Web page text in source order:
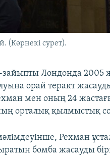
(Көрнекі сурет).
Лондонда 2005
орай теракт
мен оның 24
орталық қылмыстық
Рехман
бомба жасауды